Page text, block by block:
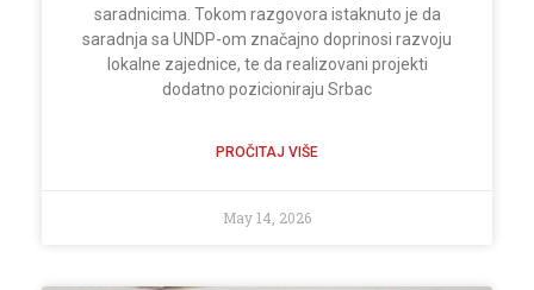
saradnicima. Tokom razgovora istaknuto je da
saradnja sa UNDP-om značajno doprinosi razvoju
lokalne zajednice, te da realizovani projekti
dodatno pozicioniraju Srbac
PROČITAJ VIŠE
May 14, 2026